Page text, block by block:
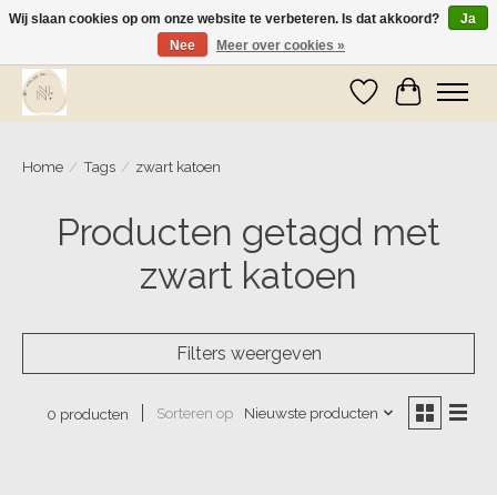
Wij zijn op vakantie! Vanaf zaterdag 9 mei worden er weer pakketjes verzonden
Verlanglijst
Home / Tags / zwart katoen
Producten getagd met
zwart katoen
Filters weergeven
0 producten Sorteren op Nieuwste producten
Wij slaan cookies op om onze website te verbeteren. Is dat akkoord?
Ja
Nee
Meer over cookies »